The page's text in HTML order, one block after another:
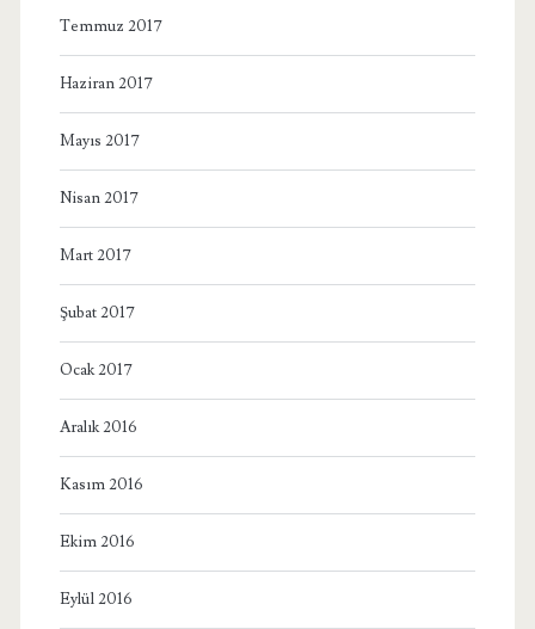
Temmuz 2017
Haziran 2017
Mayıs 2017
Nisan 2017
Mart 2017
Şubat 2017
Ocak 2017
Aralık 2016
Kasım 2016
Ekim 2016
Eylül 2016